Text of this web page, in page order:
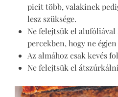
picit több, valakinek
lesz szüksége.
Ne felejtsük el
percekben, hogy ne
Az almához csak kevés
Ne felejtsük el